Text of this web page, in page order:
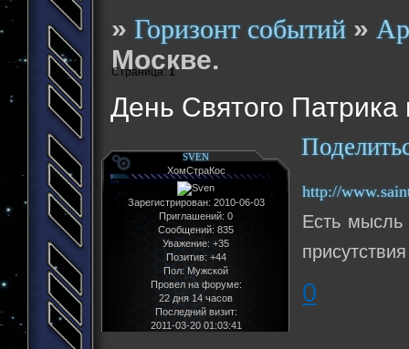
»Горизонт событий »
Москве.
День Святого Патрика
Страница:1
SVEN
ХомСтраКос
Зарегистрирован: 2010-06-03
Приглашений: 0
Сообщений: 835
Уважение: +35
Позитив: +44
Пол:Мужской
Провел на форуме:
22 дня 14 часов
Последний визит:
2011-03-20 01:03:41
http://
Есть мысль
0